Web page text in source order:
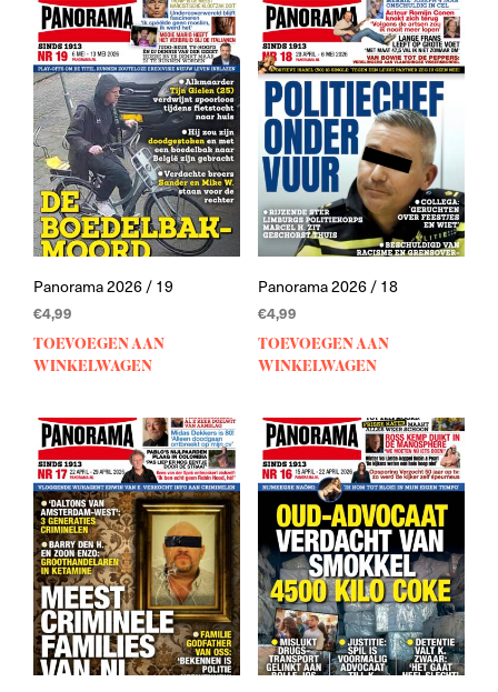
Panorama 2026 / 19
€4,99
TOEVOEGEN AAN
WINKELWAGEN
Panorama 2026 / 18
€4,99
TOEVOEGEN AAN
WINKELWAGEN